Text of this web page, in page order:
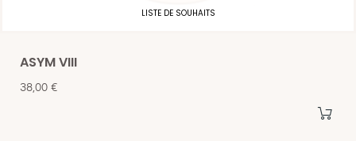
LISTE DE SOUHAITS
ASYM VIII
Prix
38,00 €